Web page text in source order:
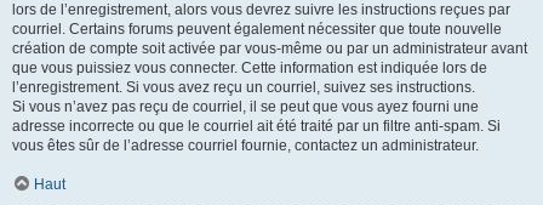
lors de l’enregistrement, alors vous devrez suivre les instructions reçues par
courriel. Certains forums peuvent également nécessiter que toute nouvelle
création de compte soit activée par vous-même ou par un administrateur avant
que vous puissiez vous connecter. Cette information est indiquée lors de
l’enregistrement. Si vous avez reçu un courriel, suivez ses instructions.
Si vous n’avez pas reçu de courriel, il se peut que vous ayez fourni une
adresse incorrecte ou que le courriel ait été traité par un filtre anti-spam. Si
vous êtes sûr de l’adresse courriel fournie, contactez un administrateur.
Haut